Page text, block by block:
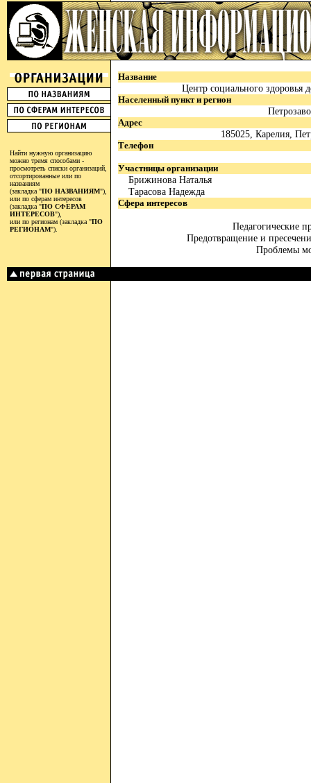
Найти нужную организацию
можно тремя способами -
просмотреть списки организаций,
отсортированные или по
названиям
(закладка "ПО НАЗВАНИЯМ"),
или по сферам интересов
(закладка "ПО СФЕРАМ
ИНТЕРЕСОВ"),
или по регионам (закладка "ПО
РЕГИОНАМ").
Название
Центр социального здоровья
Населенный пункт и регион
Адрес
185025, Карелия,
Телефон
Участницы организации
Брижинова Наталья
Тарасова Надежда
Сфера интересов
Педагогические
Предотвращение и
Проблемы